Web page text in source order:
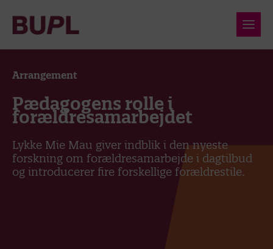
Arrangement
Pædagogens rolle i
forældresamarbejdet
Lykke Mie Mau giver indblik i den nyeste
forskning om forældresamarbejde i dagtilbud
og introducerer fire forskellige forældrestile.